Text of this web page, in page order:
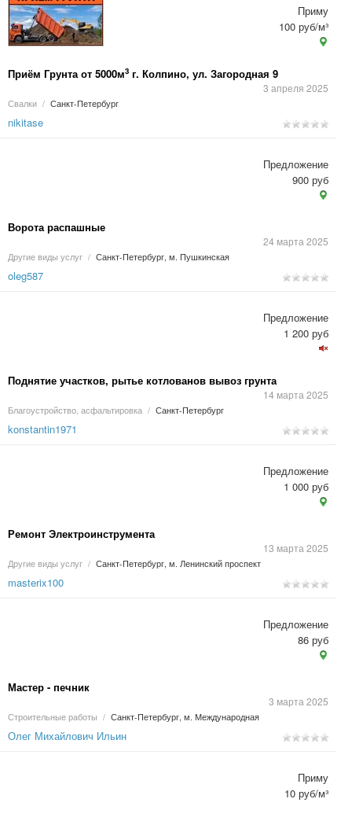
Приём Грунта от 5000м3 г. Колпино, ул. Загородная 9
3 апреля 2025
Свалки / Санкт-Петербург
Приму
100 руб/м³
nikitase
Ворота распашные
24 марта 2025
Другие виды услуг / Санкт-Петербург, м. Пушкинская
Предложение
900 руб
oleg587
Поднятие участков, рытье котлованов вывоз грунта
14 марта 2025
Благоустройство, асфальтировка / Санкт-Петербург
Предложение
1 200 руб
konstantin1971
Ремонт Электроинструмента
13 марта 2025
Другие виды услуг / Санкт-Петербург, м. Ленинский проспект
Предложение
1 000 руб
masterix100
Мастер - печник
3 марта 2025
Строительные работы / Санкт-Петербург, м. Международная
Предложение
86 руб
Олег Михайлович Ильин
Приму
10 руб/м³